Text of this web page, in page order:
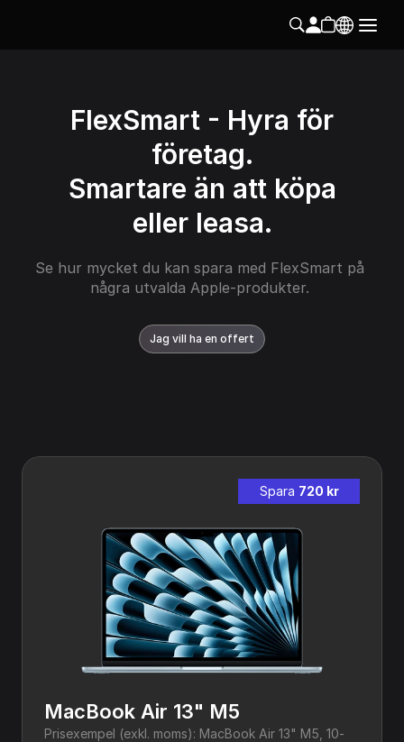
FlexSmart - Hyra för
företag.
Smartare än att köpa
eller leasa.
Se hur mycket du kan spara med FlexSmart på
några utvalda Apple-produkter.
Jag vill ha en offert
Spara 720 kr
MacBook Air 13" M5
Prisexempel (exkl. moms): MacBook Air 13" M5, 10-